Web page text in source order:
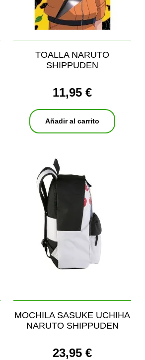
TOALLA NARUTO
SHIPPUDEN
11,95 €
Añadir al carrito
MOCHILA SASUKE UCHIHA
NARUTO SHIPPUDEN
23,95 €